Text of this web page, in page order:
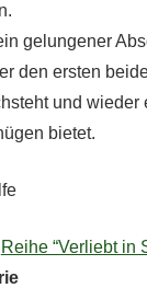
gelungener
den ersten
und wieder
bietet.
Reihe “Verliebt in